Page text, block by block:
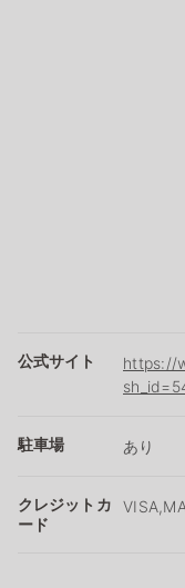
公式サイト
https://
駐車場 あり
クレジットカ
ード